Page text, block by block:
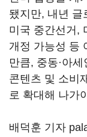
됐지만, 내년 글
미국 중간선거 ,
개정 가능성 등
만큼, 중동·아
콘텐츠 및 소비
로 확대해 나가
배덕훈 기자